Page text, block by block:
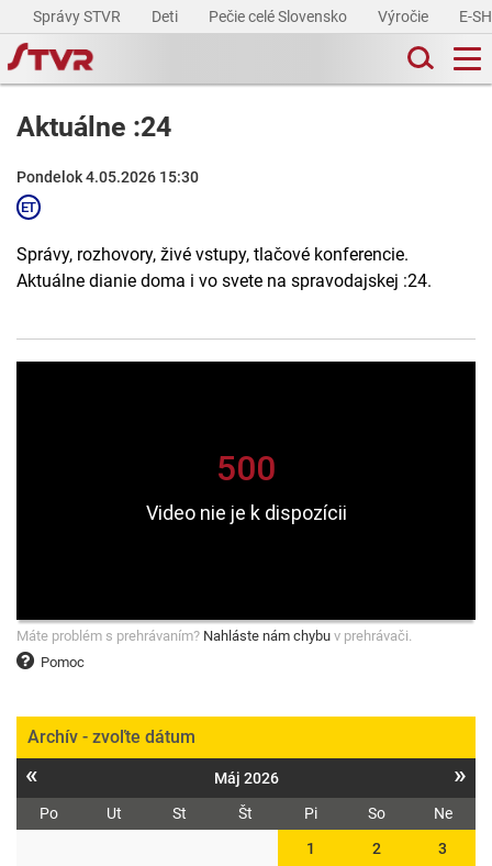
Správy STVR Deti Pečie celé Slovensko Výročie E-
Aktuálne :24
Pondelok 4.05.2026 15:30
Správy, rozhovory, živé vstupy, tlačové konferencie.
Aktuálne dianie doma i vo svete na spravodajskej :24.
Pomoc
Máte problém s prehrávaním? Nahláste nám chybu v prehrávači.
Archív - zvoľte dátum
« Máj 2026 »
Po Ut St Št Pi So
Ne
1
2 3